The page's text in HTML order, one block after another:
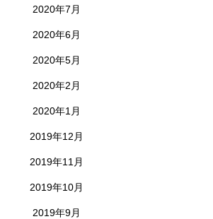
2020年7月
2020年6月
2020年5月
2020年2月
2020年1月
2019年12月
2019年11月
2019年10月
2019年9月